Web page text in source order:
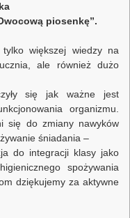
piosenkę”.
większej wiedzy na
ale również dużo
się jak ważne jest
organizmu.
się do zmiany nawyków
śniadania –
do integracji klasy jako
spożywania
dziękujemy za aktywne